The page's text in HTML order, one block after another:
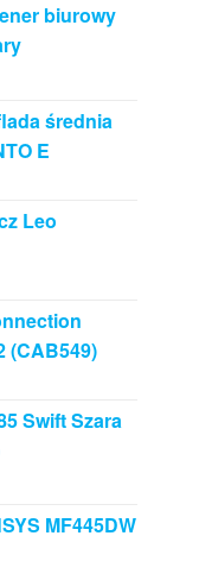
biurowy
średnia
E
Leo
(CAB549)
Swift Szara
MF445DW